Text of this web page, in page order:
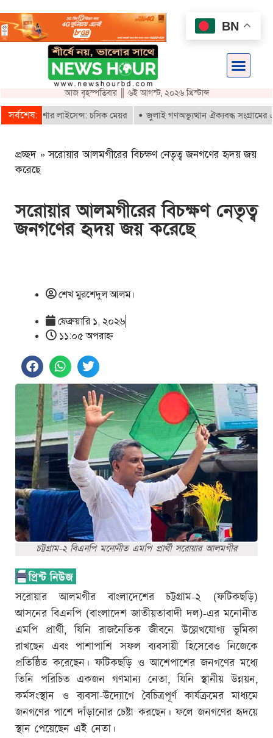
আজ বৃহস্পতিবার ║ ৬ই আগস্ট, ২০২৬ খ্রিস্টাব্দ
সর্বশেষ:লাইসেন্স: চসিক মেয়র জুলাই গণঅভ্যুত্থান ঐক্যবদ্ধ সংগ্রামের এক
প্রচ্ছদ »সরোয়ার আলমগীরের বিচক্ষণ নেতৃত্ব জনগণের হৃদয় জয়
করেছে
সরোয়ার আলমগীরের বিচক্ষণ নেতৃত্ব
জনগণের হৃদয় জয় করেছে
শেখ মুরশেদুল আলম।
ফেব্রুয়ারি ১, ২০২৬
১১:০৫ অপরাহ্ণ
চট্টগ্রাম-২ বিএনপি মনোনীত এমপি প্রার্থী সরোয়ার আলমগীর
সরোয়ার আলমগীর বাংলাদেশের চট্টগ্রাম-২ (ফটিকছড়ি)
আসনের বিএনপি (বাংলাদেশ জাতীয়তাবাদী দল)-এর মনোনীত
এমপি প্রার্থী, যিনি রাজনৈতিক জীবনে উল্লেখযোগ্য ভূমিকা
রাখছেন এবং পাশাপাশি সফল ব্যবসায়ী হিসেবেও নিজেকে
প্রতিষ্ঠিত করেছেন। ফটিকছড়ি ও আশেপাশের জনগণের মধ্যে
তিনি পরিচিত একজন গণমান্য নেতা, যিনি স্থানীয় উন্নয়ন,
কর্মসংস্থান ও ব্যবসা-উদ্যোগে বৈচিত্রপূর্ণ কার্যক্রমের মাধ্যমে
জনগণের পাশে দাঁড়ানোর চেষ্টা করছেন। ফলে জনগণের হৃদয়ে
স্থান পেয়েছেন এই নেতা।
BN